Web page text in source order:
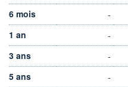
6 mois
-
1 an
-
3 ans
-
5 ans
-